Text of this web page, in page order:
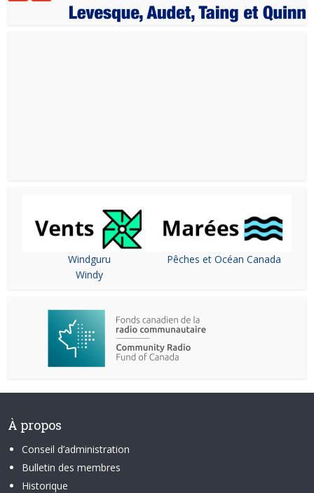
Windguru
Windy
Pêches et Océan Canada
À propos
Conseil d’administration
Bulletin des membres
Historique